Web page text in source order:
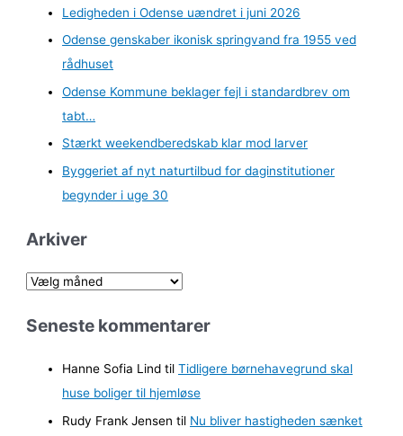
Ledigheden i Odense uændret i juni 2026
Odense genskaber ikonisk springvand fra 1955 ved
rådhuset
Odense Kommune beklager fejl i standardbrev om
tabt…
Stærkt weekendberedskab klar mod larver
Byggeriet af nyt naturtilbud for daginstitutioner
begynder i uge 30
Arkiver
A
k
Seneste kommentarer
Hanne Sofia Lind tilTidligere børnehavegrund skal
huse boliger til hjemløse
Rudy Frank Jensen til Nu bliver hastigheden sænket